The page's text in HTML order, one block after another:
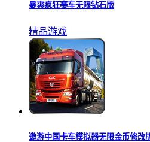
暴爽疯狂赛车无限钻石版
精品游戏
遨游中国卡车模拟器无限金币修改